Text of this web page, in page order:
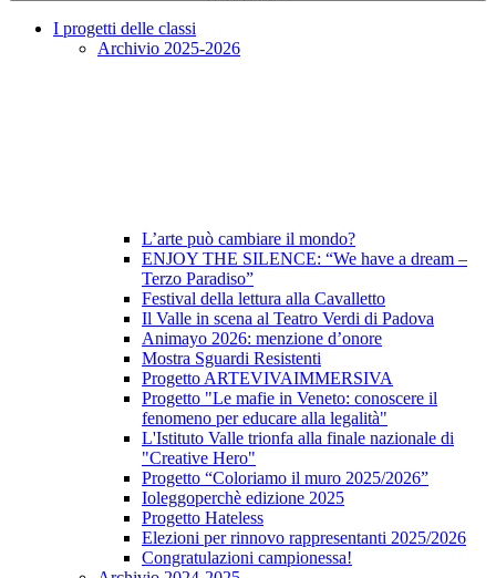
I progetti delle classi
Archivio 2025-2026
L’arte può cambiare il mondo?
ENJOY THE SILENCE: “We have a dream –
Terzo Paradiso”
Festival della lettura alla Cavalletto
Il Valle in scena al Teatro Verdi di Padova
Animayo 2026: menzione d’onore
Mostra Sguardi Resistenti
Progetto ARTEVIVAIMMERSIVA
Progetto "Le mafie in Veneto: conoscere il
fenomeno per educare alla legalità"
L'Istituto Valle trionfa alla finale nazionale di
"Creative Hero"
Progetto “Coloriamo il muro 2025/2026”
Ioleggoperchè edizione 2025
Progetto Hateless
Elezioni per rinnovo rappresentanti 2025/2026
Congratulazioni campionessa!